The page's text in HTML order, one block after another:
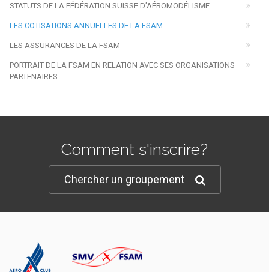
STATUTS DE LA FÉDÉRATION SUISSE D’AÉROMODÉLISME
LES COTISATIONS ANNUELLES DE LA FSAM
LES ASSURANCES DE LA FSAM
PORTRAIT DE LA FSAM EN RELATION AVEC SES ORGANISATIONS
PARTENAIRES
Comment s'inscrire?
Chercher un groupement